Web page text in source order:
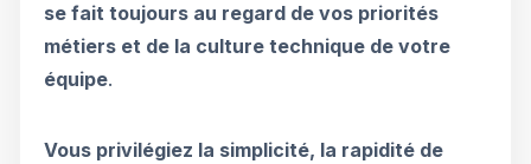
se fait toujours au regard de vos priorités
métiers et de la culture technique de votre
équipe.
Vous privilégiez la simplicité, la rapidité de